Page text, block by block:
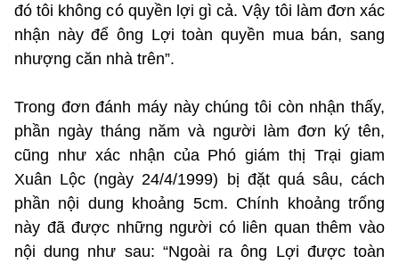
đó tôi không có quyền lợi gì cả. Vậy tôi làm đơn xác
nhận này để ông Lợi toàn quyền mua bán, sang
nhượng căn nhà trên”.
Trong đơn đánh máy này chúng tôi còn nhận thấy,
phần ngày tháng năm và người làm đơn ký tên,
cũng như xác nhận của Phó giám thị Trại giam
Xuân Lộc (ngày 24/4/1999) bị đặt quá sâu, cách
phần nội dung khoảng 5cm. Chính khoảng trống
này đã được những người có liên quan thêm vào
nội dung như sau: “Ngoài ra ông Lợi được toàn